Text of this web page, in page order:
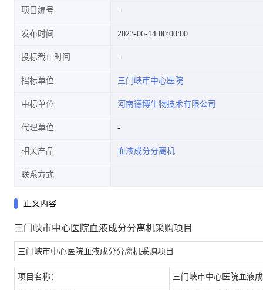
项目编号
发布时间 2023-06-14 00:00:00
投标截止时间
招标单位 三门峡市中心医院
中标单位 河南德博生物技术有限公司
代理单位
相关产品 血液成分分离机
联系方式
正文内容
三门峡市中心医院血液成分分离机采购项目
三门峡市中心医院血液成分分离机采购项目
项目名称： 三门峡市中心医院血液